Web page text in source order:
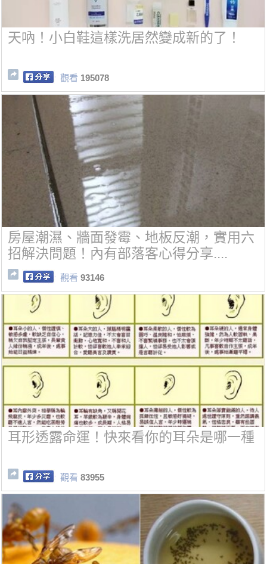
天吶！小白鞋這樣洗居然變成新的了！
觀看 195078
房屋潮濕、牆面發霉、地板反潮，實用六
招解決問題！內有部落客心得分享....
觀看 93146
耳形透露命運！快來看你的耳朵是哪一種
觀看 83955